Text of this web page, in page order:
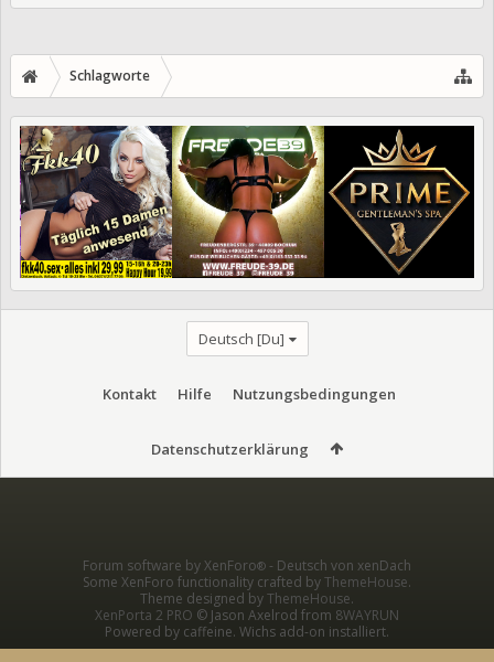
Schlagworte
Deutsch [Du]
Kontakt Hilfe Nutzungsbedingungen
Datenschutzerklärung
Forum software by XenForo® - Deutsch von xenDach
Some XenForo functionality crafted byThemeHouse.
Theme designed byThemeHouse.
XenPorta 2 PRO © Jason Axelrod from 8WAYRUN
Powered by caffeine. Wichs add-on installiert.